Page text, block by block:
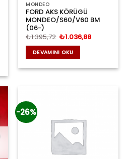
MONDEO
FORD AKS KÖRÜGÜ
MONDEO/S60/V60 BM
(06-)
₺1.395,72 Orijinal
₺1.395,72.
₺1.036,88Şu
DEVAMINI OKU
-26%